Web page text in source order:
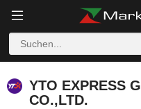
YTO EXPRESS
CO.,LTD.